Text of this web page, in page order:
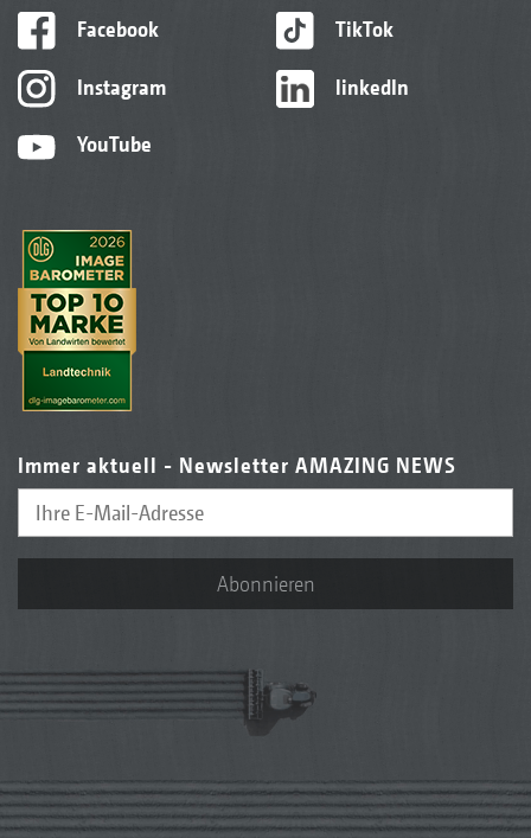
Facebook
Instagram
YouTube
TikTok
linkedIn
Immer aktuell - Newsletter AMAZING NEWS
Abonnieren